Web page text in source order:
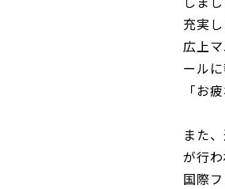
充実
広上
ール
「お
また
が行わ
国際